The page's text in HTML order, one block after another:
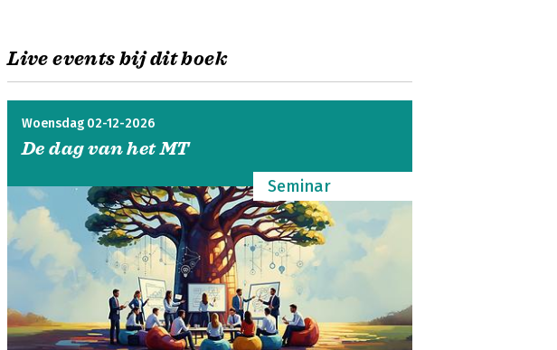
Live events bij dit boek
Woensdag 02-12-2026
De dag van het MT
Seminar